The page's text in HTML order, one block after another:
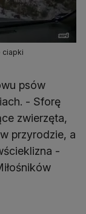
ciapki
psów
- Sforę
zwierzęta,
przyrodzie, a
-